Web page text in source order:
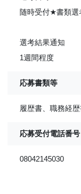
随時受付★書類選
選考結果通知
1週間程度
応募書類等
履歴書、職務経
応募受付電話番号
08042145030